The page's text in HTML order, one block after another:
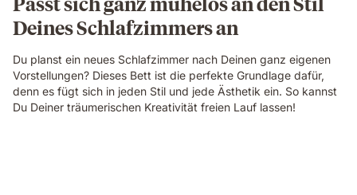
Deines Schlafzimmers an
Du planst ein neues Schlafzimmer nach Deinen ganz eigenen
Vorstellungen? Dieses Bett ist die perfekte Grundlage dafür,
denn es fügt sich in jeden Stil und jede Ästhetik ein. So kannst
Du Deiner träumerischen Kreativität freien Lauf lassen!